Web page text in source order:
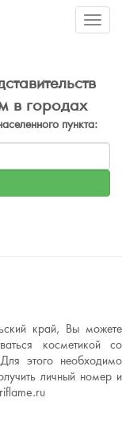
Меню
в городах
пункта:
край, Вы можете
косметикой со
этого необходимо
личный номер и